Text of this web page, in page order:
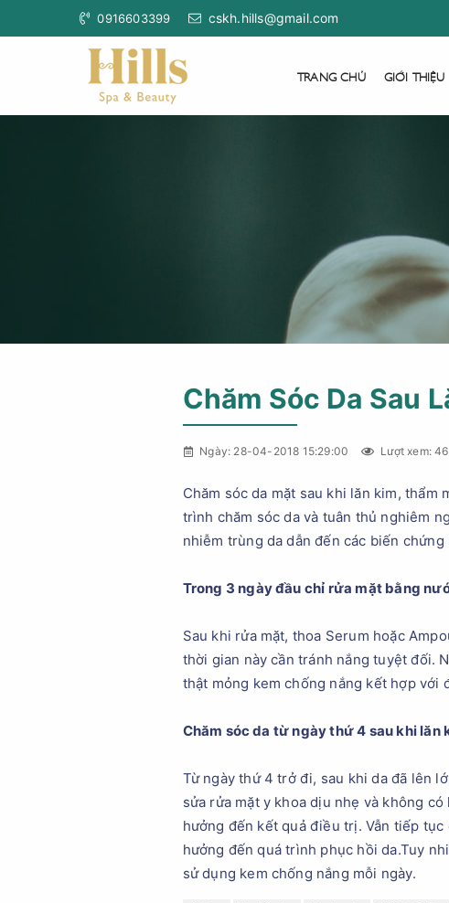
0916603399 cskh.hills@gmail.com
TRANG CHỦ GIỚI THIỆU
Chăm Sóc Da Sau
Ngày: 28-04-2018 15:29:00 Lượt xem:
Chăm sóc da mặt sau khi lăn kim,
trình chăm sóc da và tuân thủ nghiêm
nhiễm trùng da dẫn đến các biến
Trong 3 ngày đầu chỉ rửa mặt bằng
Sau khi rửa mặt, thoa Serum hoặc
thời gian này cần tránh nắng tuyệt đối.
thật mỏng kem chống nắng kết hợp với
Chăm sóc da từ ngày thứ 4 sau khi lăn
Từ ngày thứ 4 trở đi, sau khi da đã lên
sửa rửa mặt y khoa dịu nhẹ và không
hưởng đến kết quả điều trị. Vẫn tiếp
hưởng đến quá trình phục hồi da.Tuy
sử dụng kem chống nắng mỗi ngày.